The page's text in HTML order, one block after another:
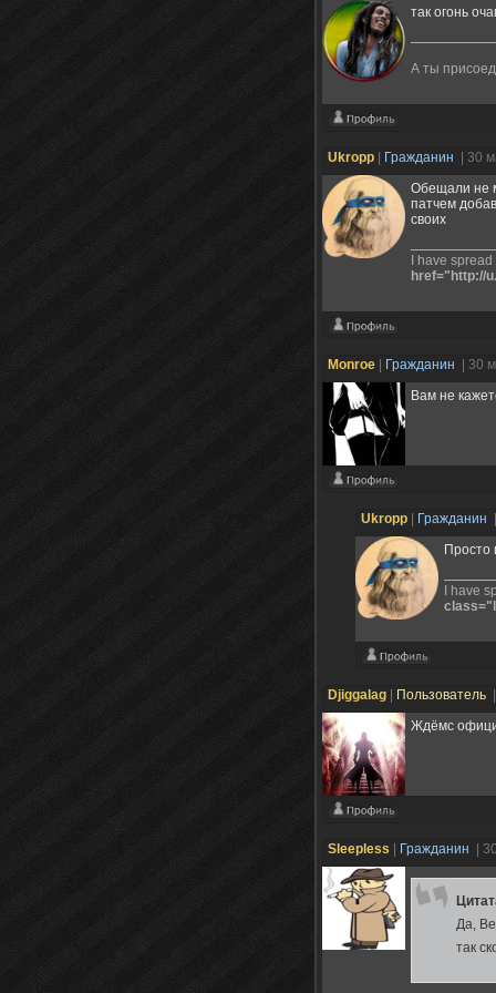
так огонь
А ты
Ukropp Гражданин
| 30
Обещали не
патчем
своих
I have
href="http://
Monroe Гражданин
| 30
Вам не
Ukropp Гражданин
Просто
I have
Djiggalag Пользователь
Ждёмс
Sleepless Гражданин |
Да,
так